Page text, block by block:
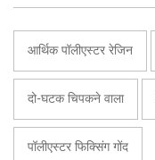
आर्थिक पॉलीएस्टर रेजिन
दो-घटक चिपकने वाला
पॉलीएस्टर फिक्सिंग गोंद